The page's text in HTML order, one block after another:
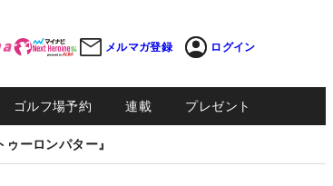
メルマガ登録 ログイン
ゴルフ場予約 連載 プレゼント
ーロンパター』